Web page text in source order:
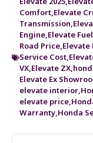
Comfort,Elevate
Transmission,
Engine,Elevate
Road Price,Elevate
Service Cost,
VX,Elevate ZX,
Elevate Ex
elevate interior,
elevate price,
Warranty,Honda